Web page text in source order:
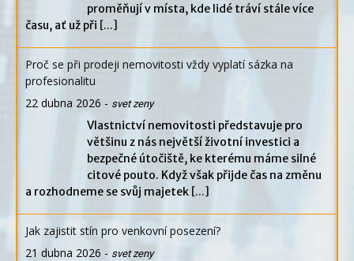
proměňují v místa, kde lidé tráví stále více
času, ať už při [...]
Proč se při prodeji nemovitosti vždy vyplatí sázka na
profesionalitu
22 dubna 2026 - svet zeny
Vlastnictví nemovitosti představuje pro
většinu z nás největší životní investici a
bezpečné útočiště, ke kterému máme silné
citové pouto. Když však přijde čas na změnu
a rozhodneme se svůj majetek [...]
Jak zajistit stín pro venkovní posezení?
21 dubna 2026 - svet zeny